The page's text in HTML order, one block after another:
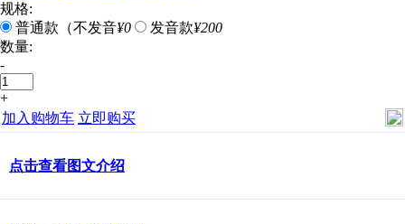
规格:
普通款（不发音¥0 发音款¥200
数量:
-
+
加入购物车 立即购买
点击查看图文介绍